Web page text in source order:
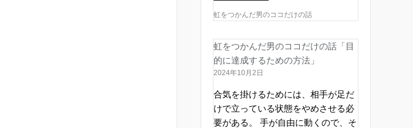
虹をつかんだ男のココだけの話
虹をつかんだ男のココだけの話「目
的に達成するための方法」
2024年10月2日
合気を掛けるためには、相手が足だ
けで立っている状態をやめさせる必
要がある。 手が自由に動くので、そ